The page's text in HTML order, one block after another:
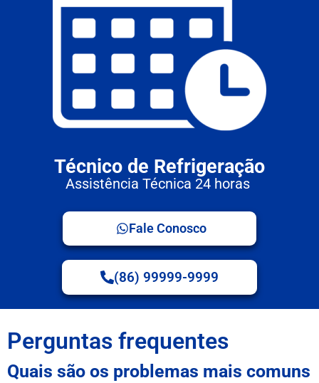
Técnico de Refrigeração
Assistência Técnica 24 horas
Fale Conosco
(86) 99999-9999
Perguntas frequentes
Quais são os problemas mais comuns